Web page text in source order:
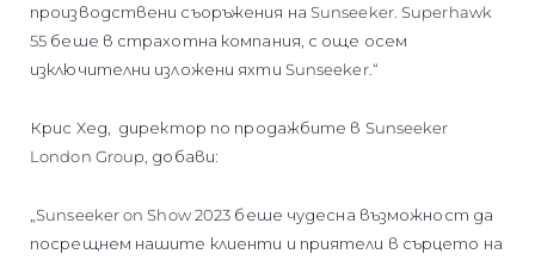
производствени съоръжения на Sunseeker. Superhawk
55 беше в страхотна компания, с още осем
изключителни изложени яхти Sunseeker.“
Крис Хед, директор по продажбите в Sunseeker
London Group, добави:
„Sunseeker on Show 2023 беше чудесна възможност да
посрещнем нашите клиенти и приятели в сърцето на